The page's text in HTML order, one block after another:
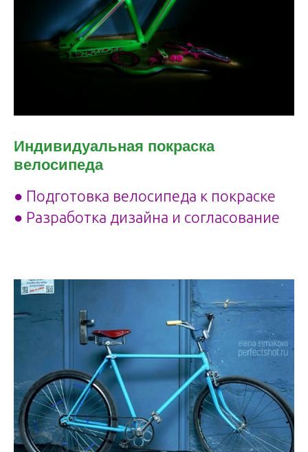
Индивидуальная покраска
велосипеда
● Подготовка велосипеда к покраске
● Разработка дизайна и согласование